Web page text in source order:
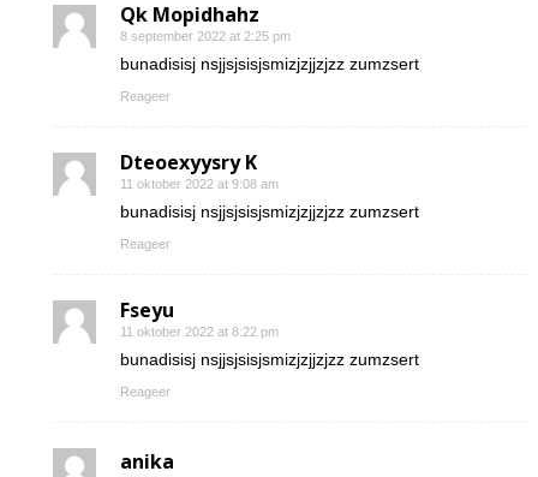
Qk Mopidhahz
8 september 2022 at 2:25 pm
bunadisisj nsjjsjsisjsmizjzjjzjzz zumzsert
Reageer
Dteoexyysry K
11 oktober 2022 at 9:08 am
bunadisisj nsjjsjsisjsmizjzjjzjzz zumzsert
Reageer
Fseyu
11 oktober 2022 at 8:22 pm
bunadisisj nsjjsjsisjsmizjzjjzjzz zumzsert
Reageer
anika